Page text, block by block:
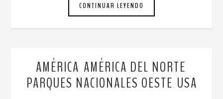
CONTINUAR LEYENDO
AMÉRICA AMÉRICA DEL NORTE
PARQUES NACIONALES OESTE USA